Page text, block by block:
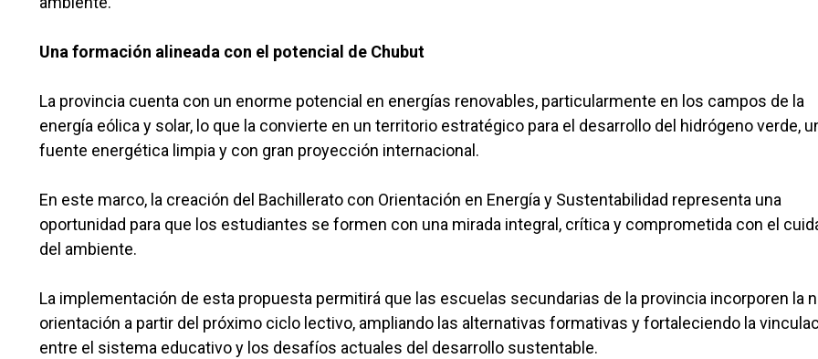
Una formación alineada con el potencial de Chubut
La provincia cuenta con un enorme potencial en energías renovables, particularmente en los campos de la
energía eólica y solar, lo que la convierte en un territorio estratégico para el desarrollo del hidrógeno verde,
fuente energética limpia y con gran proyección internacional.
En este marco, la creación del Bachillerato con Orientación en Energía y Sustentabilidad representa una
oportunidad para que los estudiantes se formen con una mirada integral, crítica y comprometida con el
del ambiente.
La implementación de esta propuesta permitirá que las escuelas secundarias de la provincia incorporen la
orientación a partir del próximo ciclo lectivo, ampliando las alternativas formativas y fortaleciendo la
entre el sistema educativo y los desafíos actuales del desarrollo sustentable.